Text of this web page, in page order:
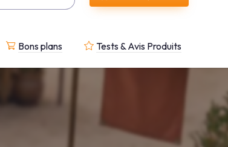
Bons plans Tests & Avis Produits